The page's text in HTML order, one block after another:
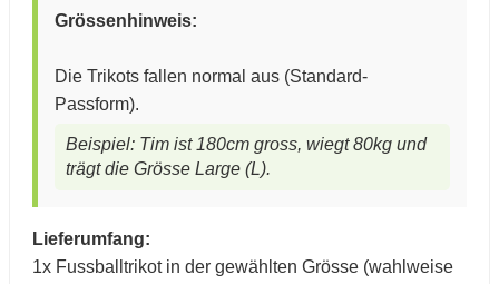
Grössenhinweis:
Die Trikots fallen normal aus (Standard-
Passform).
Beispiel: Tim ist 180cm gross, wiegt 80kg und
trägt die Grösse Large (L).
Lieferumfang:
1x Fussballtrikot in der gewählten Grösse (wahlweise